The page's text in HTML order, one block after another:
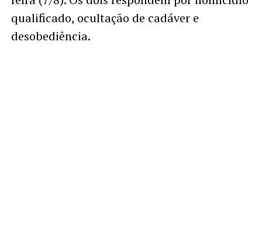
qualificado, ocultação de cadáver e
desobediência.